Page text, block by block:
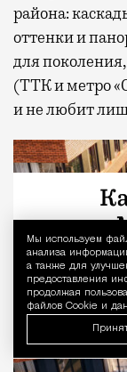
Мы используем
анализа
а также для
предоставления
продолжая
файлов Cookie и
района:
оттенки и
для
(ТТК и метро
и не любит